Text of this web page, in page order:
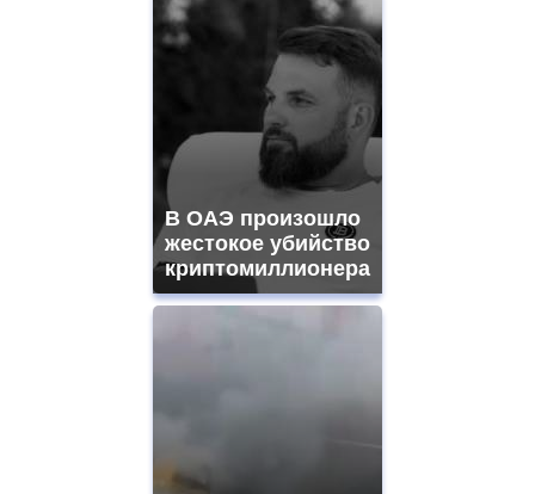
В ОАЭ произошло
жестокое убийство
криптомиллионера